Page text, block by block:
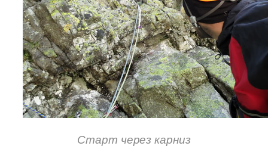
Старт через карниз